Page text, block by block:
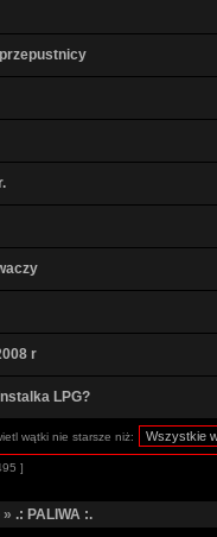
r
LPG?
wątki nie starsze niż:
]
» .: PALIWA :.